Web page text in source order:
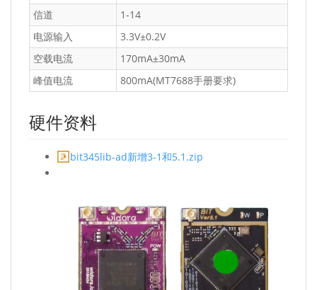
信道
1-14
电源输入
3.3V±0.2V
空载电流
170mA±30mA
峰值电流
800mA(MT7688手册要求)
硬件资料
bit345lib-ad新增3-1和5.1.zip